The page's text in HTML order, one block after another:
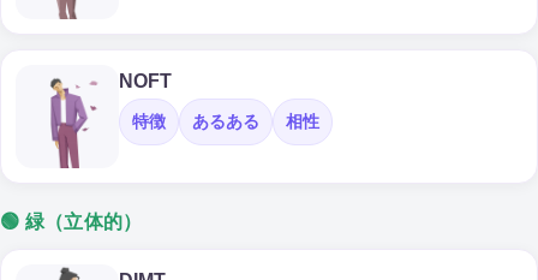
NOFT
特徴 あるある 相性
🟢 緑（立体的）